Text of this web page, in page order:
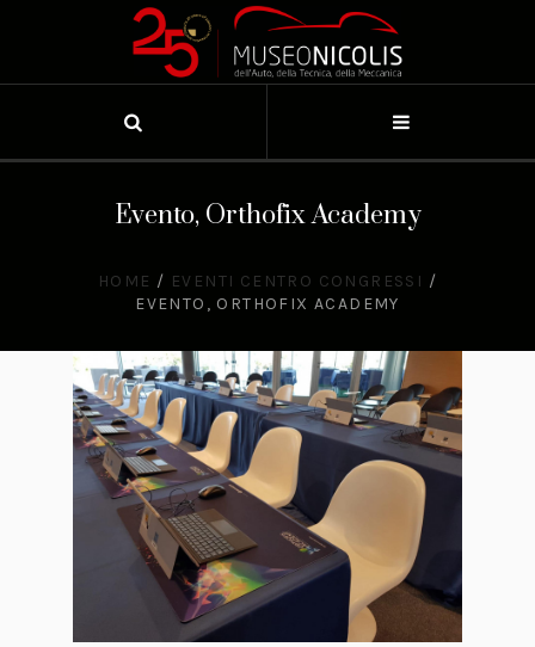
Evento, Orthofix Academy
HOME / EVENTI CENTRO CONGRESSI /
EVENTO, ORTHOFIX ACADEMY